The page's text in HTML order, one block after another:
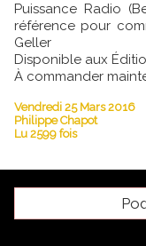
Puissance Radio (Beyond Powerful Radio), le Guide de
référence pour
Geller
Disponible aux
À commander
Vendredi 25 Mars 2016
Philippe Chapot
Lu 2599 fois